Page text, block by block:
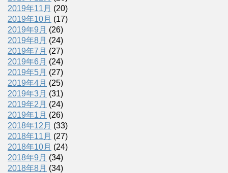
2019年11月 (20)
2019年10月 (17)
2019年9月 (26)
2019年8月 (24)
2019年7月 (27)
2019年6月 (24)
2019年5月 (27)
2019年4月 (25)
2019年3月 (31)
2019年2月 (24)
2019年1月 (26)
2018年12月 (33)
2018年11月 (27)
2018年10月 (24)
2018年9月 (34)
2018年8月 (34)